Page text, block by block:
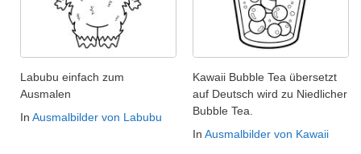
Labubu einfach zum
Ausmalen
In Ausmalbilder von Labubu
Kawaii Bubble Tea übersetzt
auf Deutsch wird zu Niedlicher
Bubble Tea.
In Ausmalbilder von Kawaii